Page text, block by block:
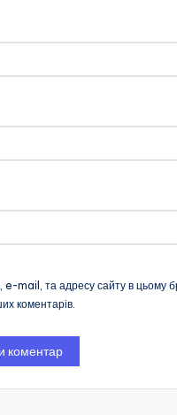
e-mail, та адресу сайту в цьому
коментарів.